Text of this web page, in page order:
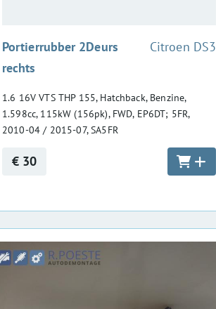
Portierrubber 2Deurs
rechts
:Citroen DS3
1.6 16V VTS THP 155, Hatchback, Benzine,
1.598cc, 115kW (156pk), FWD, EP6DT; 5FR,
2010-04 / 2015-07, SA5FR
€ 30